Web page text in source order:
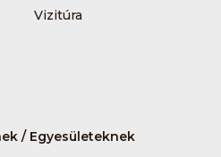
Vizitúra
/ Egyesületeknek